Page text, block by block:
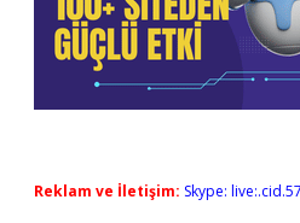
Reklam ve İletişim: Skype: